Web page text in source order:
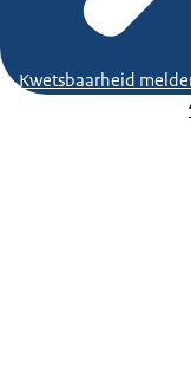
Kwetsbaarheid